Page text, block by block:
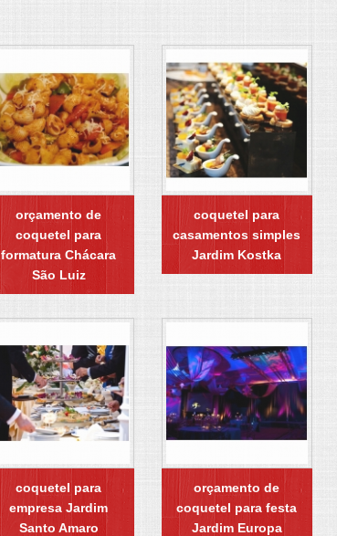
orçamento de
coquetel para
formatura Chácara
São Luiz
coquetel para
casamentos simples
Jardim Kostka
coquetel para
empresa Jardim
Santo Amaro
orçamento de
coquetel para festa
Jardim Europa